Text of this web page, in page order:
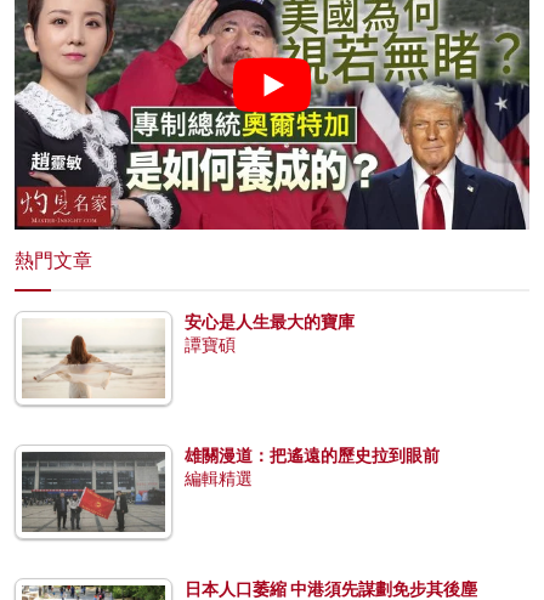
熱門文章
安心是人生最大的寶庫
譚寶碩
雄關漫道：把遙遠的歷史拉到眼前
編輯精選
日本人口萎縮 中港須先謀劃免步其後塵